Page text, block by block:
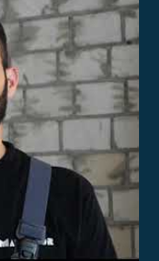
eingebettet.
von Google.